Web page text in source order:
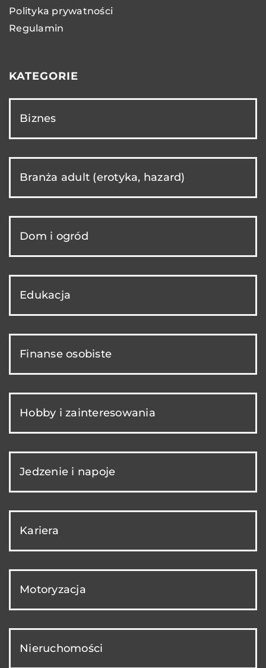
Polityka prywatności
Regulamin
KATEGORIE
Biznes
Branża adult (erotyka, hazard)
Dom i ogród
Edukacja
Finanse osobiste
Hobby i zainteresowania
Jedzenie i napoje
Kariera
Motoryzacja
Nieruchomości